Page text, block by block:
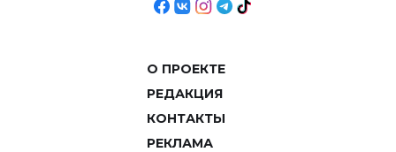
О ПРОЕКТЕ
РЕДАКЦИЯ
КОНТАКТЫ
РЕКЛАМА